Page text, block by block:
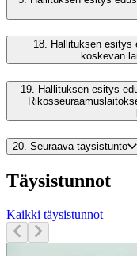
18. Hallituksen esitys
koskevan
19.
Hallituksen esitys
20. Seuraava täysistunto
Täysistunnot
Kaikki täysistunnot